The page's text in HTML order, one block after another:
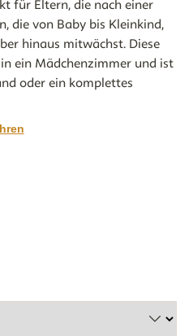
für Eltern, die nach einer
die von Baby bis Kleinkind,
hinaus mitwächst. Diese
ein Mädchenzimmer und ist
oder ein komplettes